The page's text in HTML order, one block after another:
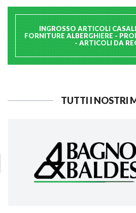
INGROSSO ARTICOLI
FORNITURE ALBERGHIERE -
- ARTICOLI DA
TUTTI I NOSTRI